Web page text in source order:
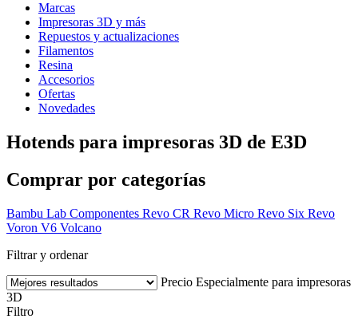
Marcas
Impresoras 3D y más
Repuestos y actualizaciones
Filamentos
Resina
Accesorios
Ofertas
Novedades
Hotends para impresoras 3D de E3D
Comprar por categorías
Bambu Lab Componentes Revo CR Revo Micro Revo Six Revo
Voron V6 Volcano
Filtrar y ordenar
Precio Especialmente para impresoras
3D
Filtro